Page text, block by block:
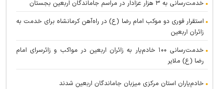
خدمت‌رسانی به ۳ هزار عزادار در مراسم جاماندگان اربعین بجستان
استقرار فوری دو موکب امام رضا (ع) در راه‌آهن کرمانشاه برای خدمت به
زائران اربعین
خدمت‌رسانی ۱۰۰ خادم‌یار به زائران اربعین در مواکب و زائرسرای امام
رضا (ع) ملایر
خادم‌یاران استان مرکزی میزبان جاماندگان اربعین شدند